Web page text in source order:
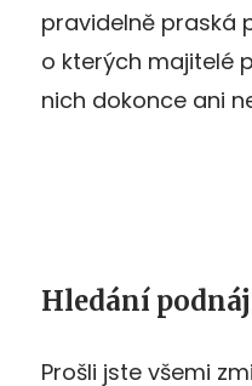
pravidelně praská
o kterých majitelé
nich dokonce ani
Hledání
Prošli jste všemi